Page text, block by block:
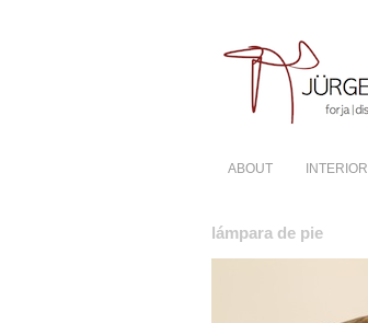
ABOUT INTERIOR
lámpara de pie